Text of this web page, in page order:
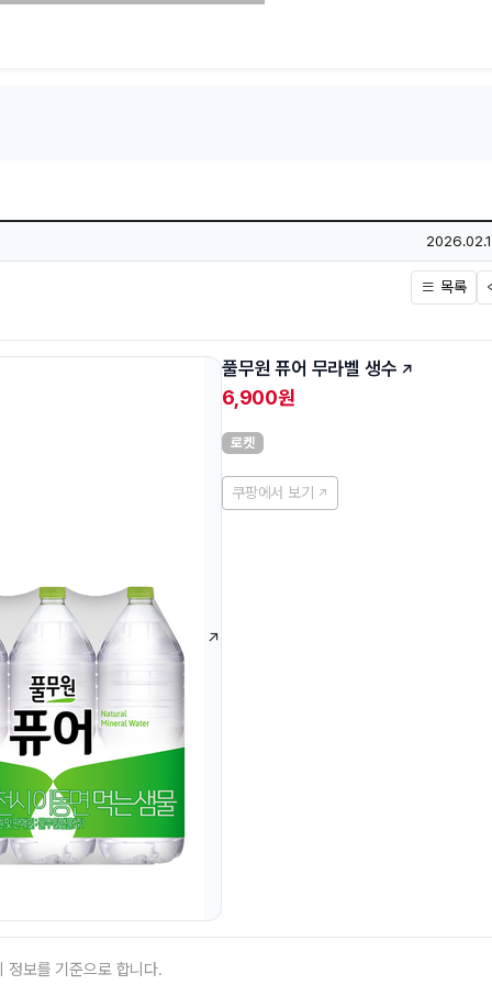
작성일
목록
풀무원 퓨어 무라벨 생수
6,900원
로켓
쿠팡에서 보기
정보를 기준으로 합니다.